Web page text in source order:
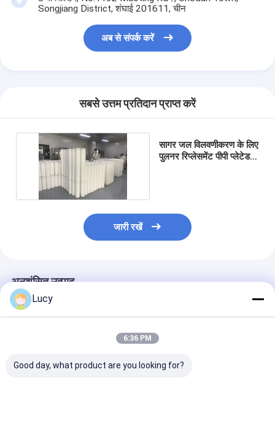
Songjiang District, शंघाई 201611, चीन
अब से संपर्क करें
सबसे उत्तम प्रतिदान प्राप्त करें
सागर जल विलवणीकरण के लिए
पुलनर रिप्लेसमेंट पीपी प्लेटेड
जारी रखें
अनुशंसित उत्पाद
Lucy
6:36 PM
Good day, what product are you looking for?